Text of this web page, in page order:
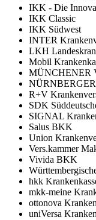
IKK - Die
IKK Classic
IKK Südwest
INTER
LKH
Mobil
MÜNCHENER
NÜRNBERGER
R+V
SDK
SIGNAL
Salus BKK
Union
Vers.kammer
Vivida BKK
hkk
mkk-meine
ottonova
uniVersa